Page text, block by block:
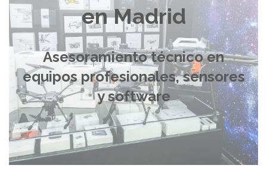
en Madrid
Asesoramiento técnico en
equipos profesionales, sensores
y software